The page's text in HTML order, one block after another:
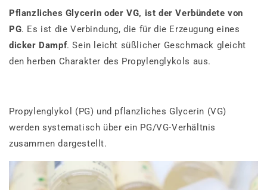
Pflanzliches Glycerin oder VG, ist der Verbündete von
PG. Es ist die Verbindung, die für die Erzeugung eines
dicker Dampf. Sein leicht süßlicher Geschmack gleicht
den herben Charakter des Propylenglykols aus.
Propylenglykol (PG) und pflanzliches Glycerin (VG)
werden systematisch über ein PG/VG-Verhältnis
zusammen dargestellt.